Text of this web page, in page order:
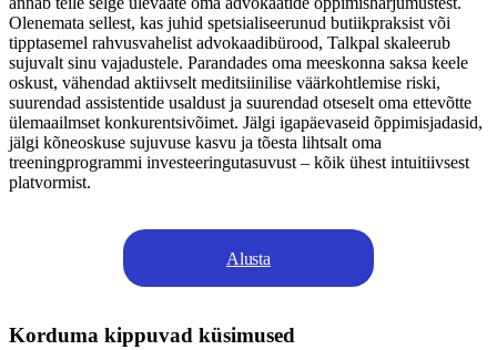
Olenemata sellest, kas juhid spetsialiseerunud butiikpraksist või
tipptasemel rahvusvahelist advokaadibürood, Talkpal skaleerub
sujuvalt sinu vajadustele. Parandades oma meeskonna saksa keele
oskust, vähendad aktiivselt meditsiinilise väärkohtlemise riski,
suurendad assistentide usaldust ja suurendad otseselt oma ettevõtte
ülemaailmset konkurentsivõimet. Jälgi igapäevaseid õppimisjadasid,
jälgi kõneoskuse sujuvuse kasvu ja tõesta lihtsalt oma
treeningprogrammi investeeringutasuvust – kõik ühest intuitiivsest
platvormist.
Alusta
Korduma kippuvad küsimused